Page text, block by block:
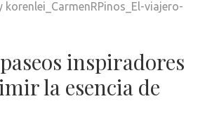
inspiradores
la esencia de